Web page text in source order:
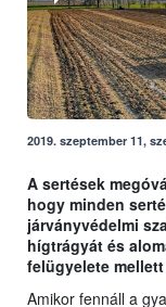
2019. szeptember 11,
A sertések
hogy minden
járványvédelmi
hígtrágyát és
felügyelete
Amikor fennáll a